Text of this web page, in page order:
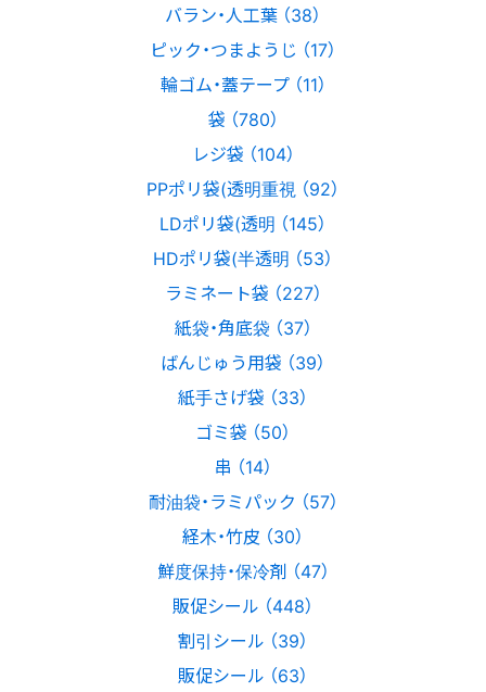
バラン・人工葉 （38）
ピック・つまようじ （17）
輪ゴム・蓋テープ （11）
袋 （780）
レジ袋 （104）
PPポリ袋(透明重視 （92）
LDポリ袋(透明 （145）
HDポリ袋(半透明 （53）
ラミネート袋 （227）
紙袋・角底袋 （37）
ばんじゅう用袋 （39）
紙手さげ袋 （33）
ゴミ袋 （50）
串 （14）
耐油袋・ラミパック （57）
経木・竹皮 （30）
鮮度保持・保冷剤 （47）
販促シール （448）
割引シール （39）
販促シール （63）